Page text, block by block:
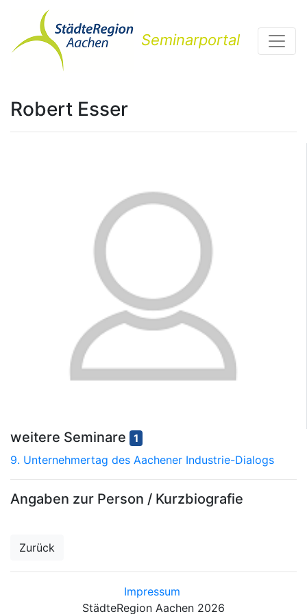
Seminarportal
Robert Esser
weitere Seminare 1
9. Unternehmertag des Aachener Industrie-Dialogs
Angaben zur Person / Kurzbiografie
Zurück
Impressum
StädteRegion Aachen 2026